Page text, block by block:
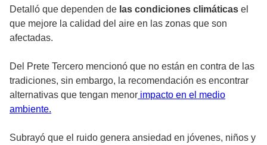
Detalló que dependen de las condiciones climáticas el
que mejore la calidad del aire en las zonas que son
afectadas.
Del Prete Tercero mencionó que no están en contra de las
tradiciones, sin embargo, la recomendación es encontrar
alternativas que tengan menor impacto en el medio
ambiente.
Subrayó que el ruido genera ansiedad en jóvenes, niños y